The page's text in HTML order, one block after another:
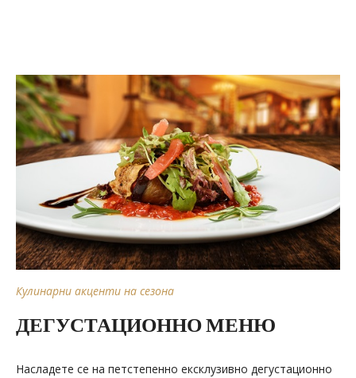
Кулинарни акценти на сезона
ДЕГУСТАЦИОННО МЕНЮ
Насладете се на петстепенно ексклузивно дегустационно